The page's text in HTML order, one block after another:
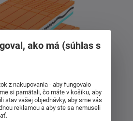
ako má (súhlas s
z nakupovania - aby fungovalo
si pamätali, čo máte v košíku, aby
stav vašej objednávky, aby sme vás
reklamou a aby ste sa nemuseli